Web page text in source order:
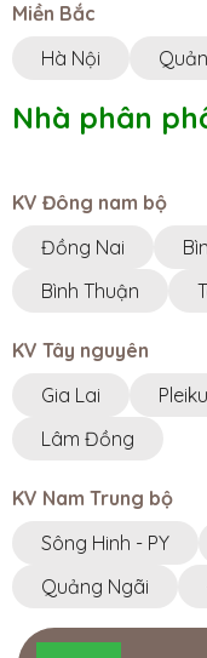
Miền Bắc
Hà Nội
Nhà phân
KV Đông nam bộ
Đồng Nai
Bình Thuận
KV Tây nguyên
Gia Lai
Pleiku
Lâm Đồng
KV Nam Trung bộ
Sông Hinh - PY
Quảng Ngãi